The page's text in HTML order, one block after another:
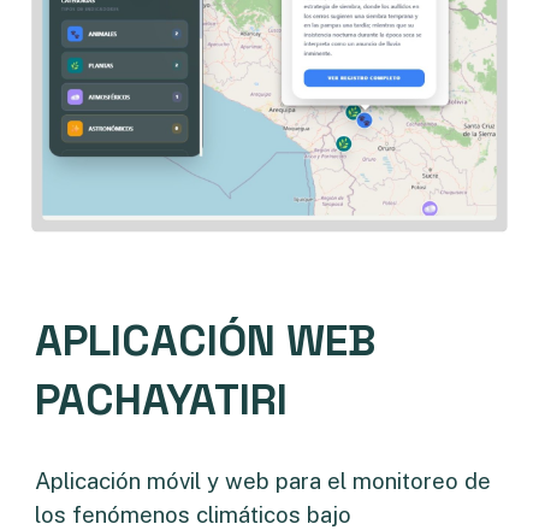
APLICACIÓN WEB
PACHAYATIRI
Aplicación móvil y web para el monitoreo de
los fenómenos climáticos bajo